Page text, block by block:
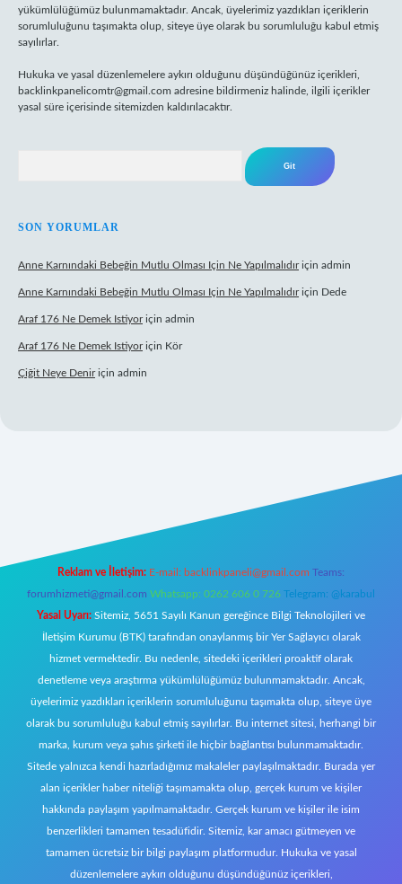
yükümlülüğümüz bulunmamaktadır. Ancak, üyelerimiz yazdıkları içeriklerin
sorumluluğunu taşımakta olup, siteye üye olarak bu sorumluluğu kabul etmiş
sayılırlar.
Hukuka ve yasal düzenlemelere aykırı olduğunu düşündüğünüz içerikleri,
backlinkpanelicomtr@gmail.com adresine bildirmeniz halinde, ilgili içerikler
yasal süre içerisinde sitemizden kaldırılacaktır.
SON YORUMLAR
Anne Karnındaki Bebeğin Mutlu Olması Için Ne Yapılmalıdıriçin admin
Anne Karnındaki Bebeğin Mutlu Olması Için Ne Yapılmalıdıriçin Dede
Araf 176 Ne Demek Istiyoriçin admin
Araf 176 Ne Demek Istiyoriçin Kör
Çiğit Neye Deniriçin admin
Reklam ve İletişim: E-mail: backlinkpaneli@gmail.com Teams:
forumhizmeti@gmail.com Whatsapp: 0262 606 0 726 Telegram: @karabul
Yasal Uyarı: Sitemiz, 5651 Sayılı Kanun gereğince Bilgi Teknolojileri ve
İletişim Kurumu (BTK) tarafından onaylanmış bir Yer Sağlayıcı olarak
hizmet vermektedir. Bu nedenle, sitedeki içerikleri proaktif olarak
denetleme veya araştırma yükümlülüğümüz bulunmamaktadır. Ancak,
üyelerimiz yazdıkları içeriklerin sorumluluğunu taşımakta olup, siteye üye
olarak bu sorumluluğu kabul etmiş sayılırlar. Bu internet sitesi, herhangi bir
marka, kurum veya şahıs şirketi ile hiçbir bağlantısı bulunmamaktadır.
Sitede yalnızca kendi hazırladığımız makaleler paylaşılmaktadır. Burada yer
alan içerikler haber niteliği taşımamakta olup, gerçek kurum ve kişiler
hakkında paylaşım yapılmamaktadır. Gerçek kurum ve kişiler ile isim
benzerlikleri tamamen tesadüfidir. Sitemiz, kar amacı gütmeyen ve
tamamen ücretsiz bir bilgi paylaşım platformudur. Hukuka ve yasal
düzenlemelere aykırı olduğunu düşündüğünüz içerikleri,